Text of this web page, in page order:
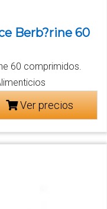
Berb?rine 60
60 comprimidos.
Ver precios